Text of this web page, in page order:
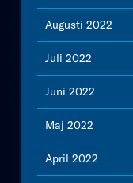
Augusti 2022
Juli 2022
Juni 2022
Maj 2022
April 2022